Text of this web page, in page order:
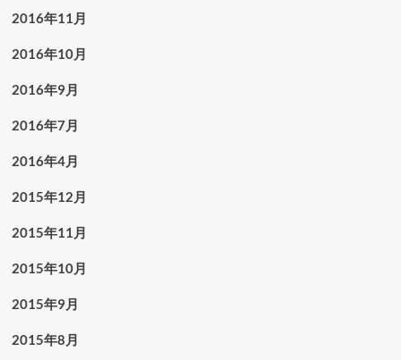
2016年11月
2016年10月
2016年9月
2016年7月
2016年4月
2015年12月
2015年11月
2015年10月
2015年9月
2015年8月